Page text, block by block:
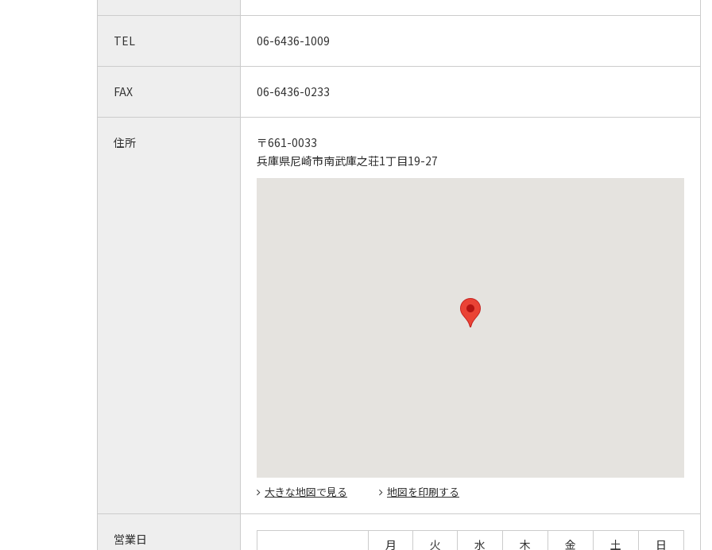
TEL 06-6436-1009
FAX 06-6436-0233
住所
〒661-0033
兵庫県尼崎市南武庫之荘1丁目19-27
大きな地図で見る 地図を印刷する
営業日 月 火 水 木 金 土
日